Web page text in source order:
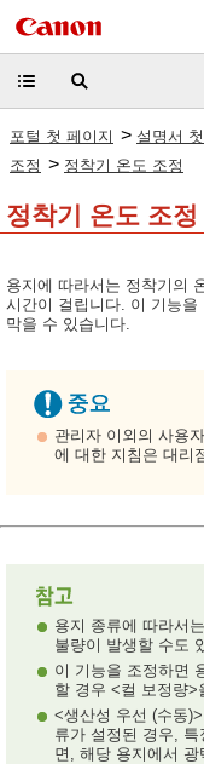
포털 첫 페이지 > 설명서
조정 > 정착기 온도 조정
정착기 온도 조정
용지에 따라서는 정착기의
시간이 걸립니다. 이 기능
막을 수 있습니다.
관리자 이외의 사용
에 대한 지침은 대리
용지 종류에 따라서
불량이 발생할 수도
이 기능을 조정하면
할 경우 <컬 보정량>
<생산성 우선 (수동
류가 설정된 경우,
면, 해당 용지에서